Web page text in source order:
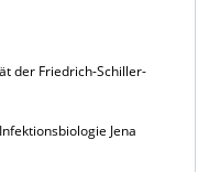
der Friedrich-Schiller-
Jena